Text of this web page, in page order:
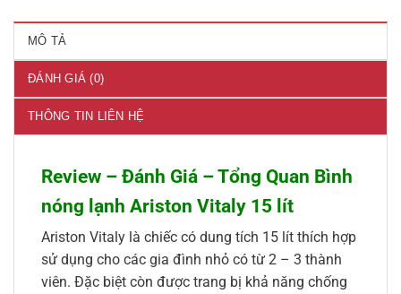
MÔ TẢ
ĐÁNH GIÁ (0)
THÔNG TIN LIÊN HỆ
Review – Đánh Giá – Tổng Quan Bình
nóng lạnh Ariston Vitaly 15 lít
Ariston Vitaly là chiếc có dung tích 15 lít thích hợp
sử dụng cho các gia đình nhỏ có từ 2 – 3 thành
viên. Đặc biệt còn được trang bị khả năng chống